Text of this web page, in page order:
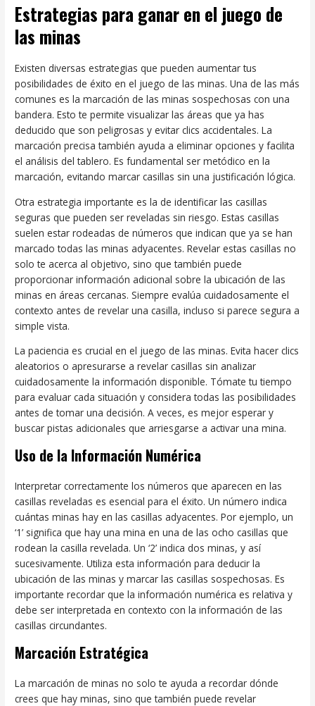
Estrategias para ganar en el juego de
las minas
Existen diversas estrategias que pueden aumentar tus
posibilidades de éxito en el juego de las minas. Una de las más
comunes es la marcación de las minas sospechosas con una
bandera. Esto te permite visualizar las áreas que ya has
deducido que son peligrosas y evitar clics accidentales. La
marcación precisa también ayuda a eliminar opciones y facilita
el análisis del tablero. Es fundamental ser metódico en la
marcación, evitando marcar casillas sin una justificación lógica.
Otra estrategia importante es la de identificar las casillas
seguras que pueden ser reveladas sin riesgo. Estas casillas
suelen estar rodeadas de números que indican que ya se han
marcado todas las minas adyacentes. Revelar estas casillas no
solo te acerca al objetivo, sino que también puede
proporcionar información adicional sobre la ubicación de las
minas en áreas cercanas. Siempre evalúa cuidadosamente el
contexto antes de revelar una casilla, incluso si parece segura a
simple vista.
La paciencia es crucial en el juego de las minas. Evita hacer clics
aleatorios o apresurarse a revelar casillas sin analizar
cuidadosamente la información disponible. Tómate tu tiempo
para evaluar cada situación y considera todas las posibilidades
antes de tomar una decisión. A veces, es mejor esperar y
buscar pistas adicionales que arriesgarse a activar una mina.
Uso de la Información Numérica
Interpretar correctamente los números que aparecen en las
casillas reveladas es esencial para el éxito. Un número indica
cuántas minas hay en las casillas adyacentes. Por ejemplo, un
‘1’ significa que hay una mina en una de las ocho casillas que
rodean la casilla revelada. Un ‘2’ indica dos minas, y así
sucesivamente. Utiliza esta información para deducir la
ubicación de las minas y marcar las casillas sospechosas. Es
importante recordar que la información numérica es relativa y
debe ser interpretada en contexto con la información de las
casillas circundantes.
Marcación Estratégica
La marcación de minas no solo te ayuda a recordar dónde
crees que hay minas, sino que también puede revelar